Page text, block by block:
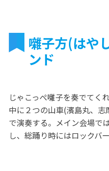
囃子方(はや
ンド
じゃこっぺ囃子を奏でてく
中に２つの山車(濱島丸、
で演奏する。メイン会場で
し、総踊り時にはロックバ